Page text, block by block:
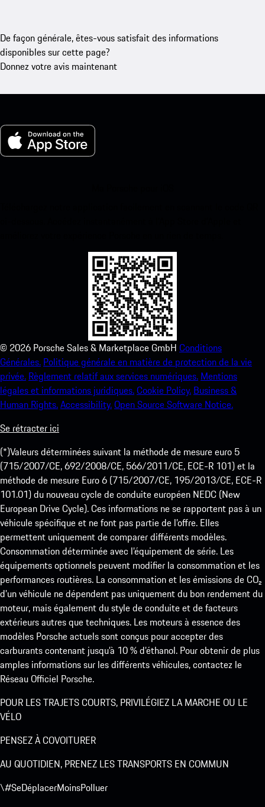
De façon générale, êtes-vous satisfait des informations
disponibles sur cette page?
Donnez votre avis maintenant
© 2026 Porsche Sales & Marketplace GmbH Conditions
Générales. Politique générale en matière de protection de la vie
privée. Règlement relatif aux services numériques. Mentions
légales et informations juridiques.Cookie Policy. Business &
Human Rights.Accessibility.Open Source Software Notice.
Se rétracter ici
(*)Valeurs déterminées suivant la méthode de mesure euro 5
(715/2007/CE, 692/2008/CE, 566/2011/CE, ECE-R 101) et la
méthode de mesure Euro 6 (715/2007/CE, 195/2013/CE, ECE-R
101.01) du nouveau cycle de conduite européen NEDC (New
European Drive Cycle). Ces informations ne se rapportent pas à un
véhicule spécifique et ne font pas partie de l’offre. Elles
permettent uniquement de comparer différents modèles.
Consommation déterminée avec l’équipement de série. Les
équipements optionnels peuvent modifier la consommation et les
performances routières. La consommation et les émissions de CO₂
d’un véhicule ne dépendent pas uniquement du bon rendement du
moteur, mais également du style de conduite et de facteurs
extérieurs autres que techniques. Les moteurs à essence des
modèles Porsche actuels sont conçus pour accepter des
carburants contenant jusqu’à 10 % d’éthanol. Pour obtenir de plus
amples informations sur les différents véhicules, contactez le
Réseau Officiel Porsche.
POUR LES TRAJETS COURTS, PRIVILÉGIEZ LA MARCHE OU LE
VÉLO
PENSEZ À COVOITURER
AU QUOTIDIEN, PRENEZ LES TRANSPORTS EN COMMUN
\#SeDéplacerMoinsPolluer